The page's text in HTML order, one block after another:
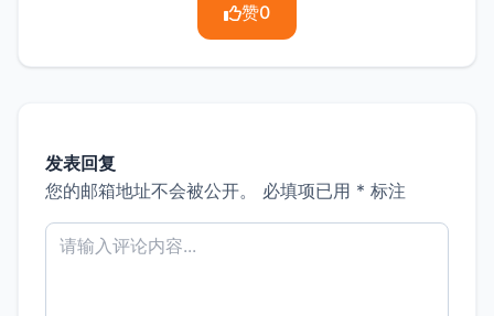
赞0
发表回复
您的邮箱地址不会被公开。
必填项已用 * 标注